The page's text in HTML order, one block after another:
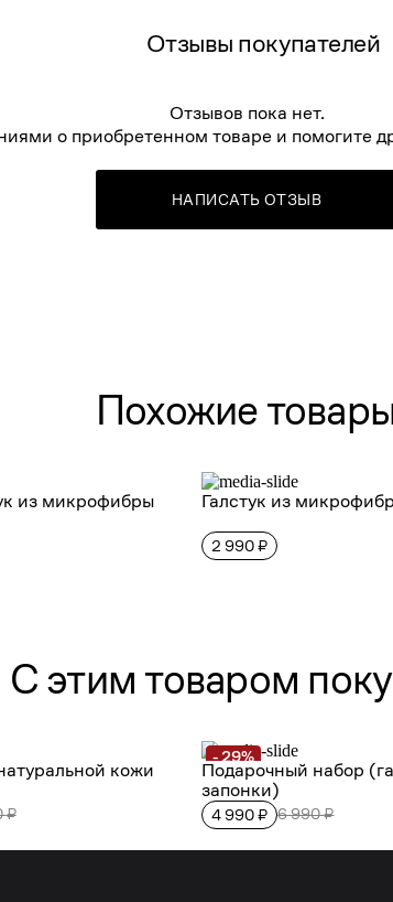
Отзывы покупателей
Отзывов пока нет.
о приобретенном товаре и помогите
НАПИСАТЬ ОТЗЫВ